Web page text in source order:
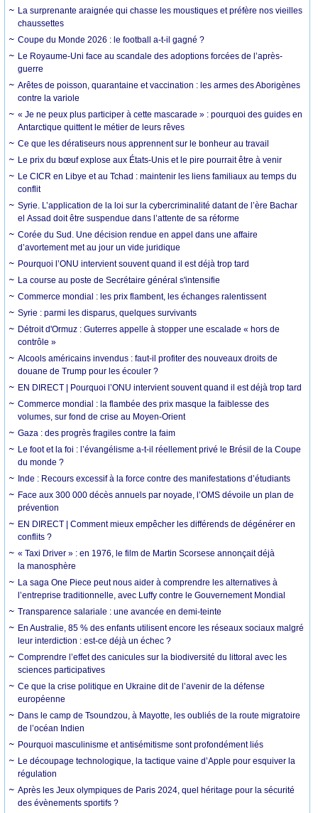
La surprenante araignée qui chasse les moustiques et préfère nos vieilles
chaussettes
Coupe du Monde 2026 : le football a-t-il gagné ?
Le Royaume-Uni face au scandale des adoptions forcées de l’après-
guerre
Arêtes de poisson, quarantaine et vaccination : les armes des Aborigènes
contre la variole
« Je ne peux plus participer à cette mascarade » : pourquoi des guides en
Antarctique quittent le métier de leurs rêves
Ce que les dératiseurs nous apprennent sur le bonheur au travail
Le prix du bœuf explose aux États-Unis et le pire pourrait être à venir
Le CICR en Libye et au Tchad : maintenir les liens familiaux au temps du
conflit
Syrie. L’application de la loi sur la cybercriminalité datant de l’ère Bachar
el Assad doit être suspendue dans l’attente de sa réforme
Corée du Sud. Une décision rendue en appel dans une affaire
d’avortement met au jour un vide juridique
Pourquoi l’ONU intervient souvent quand il est déjà trop tard
La course au poste de Secrétaire général s'intensifie
Commerce mondial : les prix flambent, les échanges ralentissent
Syrie : parmi les disparus, quelques survivants
Détroit d'Ormuz : Guterres appelle à stopper une escalade « hors de
contrôle »
Alcools américains invendus : faut-il profiter des nouveaux droits de
douane de Trump pour les écouler ?
EN DIRECT | Pourquoi l’ONU intervient souvent quand il est déjà trop tard
Commerce mondial : la flambée des prix masque la faiblesse des
volumes, sur fond de crise au Moyen-Orient
Gaza : des progrès fragiles contre la faim
Le foot et la foi : l’évangélisme a-t-il réellement privé le Brésil de la Coupe
du monde ?
Inde : Recours excessif à la force contre des manifestations d’étudiants
Face aux 300 000 décès annuels par noyade, l’OMS dévoile un plan de
prévention
EN DIRECT | Comment mieux empêcher les différends de dégénérer en
conflits ?
« Taxi Driver » : en 1976, le film de Martin Scorsese annonçait déjà
la manosphère
La saga One Piece peut nous aider à comprendre les alternatives à
l’entreprise traditionnelle, avec Luffy contre le Gouvernement Mondial
Transparence salariale : une avancée en demi-teinte
En Australie, 85 % des enfants utilisent encore les réseaux sociaux malgré
leur interdiction : est-ce déjà un échec ?
Comprendre l’effet des canicules sur la biodiversité du littoral avec les
sciences participatives
Ce que la crise politique en Ukraine dit de l’avenir de la défense
européenne
Dans le camp de Tsoundzou, à Mayotte, les oubliés de la route migratoire
de l’océan Indien
Pourquoi masculinisme et antisémitisme sont profondément liés
Le découpage technologique, la tactique vaine d’Apple pour esquiver la
régulation
Après les Jeux olympiques de Paris 2024, quel héritage pour la sécurité
des évènements sportifs ?